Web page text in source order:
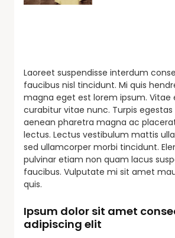
Laoreet suspendisse interdum
faucibus nisl tincidunt. Mi quis
magna eget est lorem ipsum.
curabitur vitae nunc. Turpis
aenean pharetra magna ac
lectus. Lectus vestibulum mattis
sed ullamcorper morbi tincidunt.
pulvinar etiam non quam lacus
faucibus. Vulputate mi sit amet
quis.
Ipsum dolor sit amet
adipiscing elit